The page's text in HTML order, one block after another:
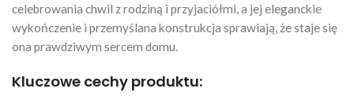
celebrowania chwil z rodziną i przyjaciółmi, a jej eleganckie
wykończenie i przemyślana konstrukcja sprawiają, że staje się
ona prawdziwym sercem domu.
Kluczowe cechy produktu: